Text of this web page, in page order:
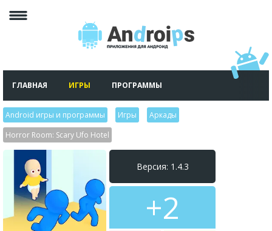
ГЛАВНАЯ ИГРЫ ПРОГРАММЫ
Android игры и программы Игры Аркады
Horror Room: Scary Ufo Hotel
Версия: 1.4.3
+2